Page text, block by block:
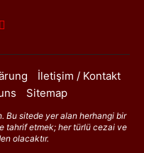
İletişim / Kontakt
Sitemap
Bu sitede yer alan herhangi bir
tahrif etmek; her türlü cezai ve
olacaktır.